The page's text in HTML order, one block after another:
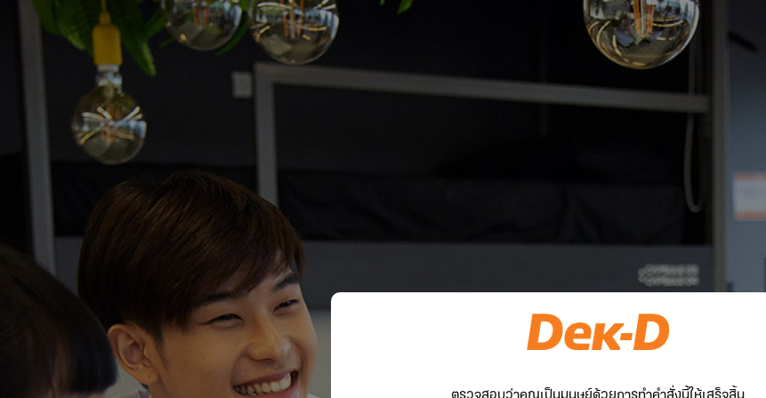
ตรวจสอบว่าคุณเป็นมนุษย์ด้วยการทำคำสั่งนี้ให้เสร็จสิ้น